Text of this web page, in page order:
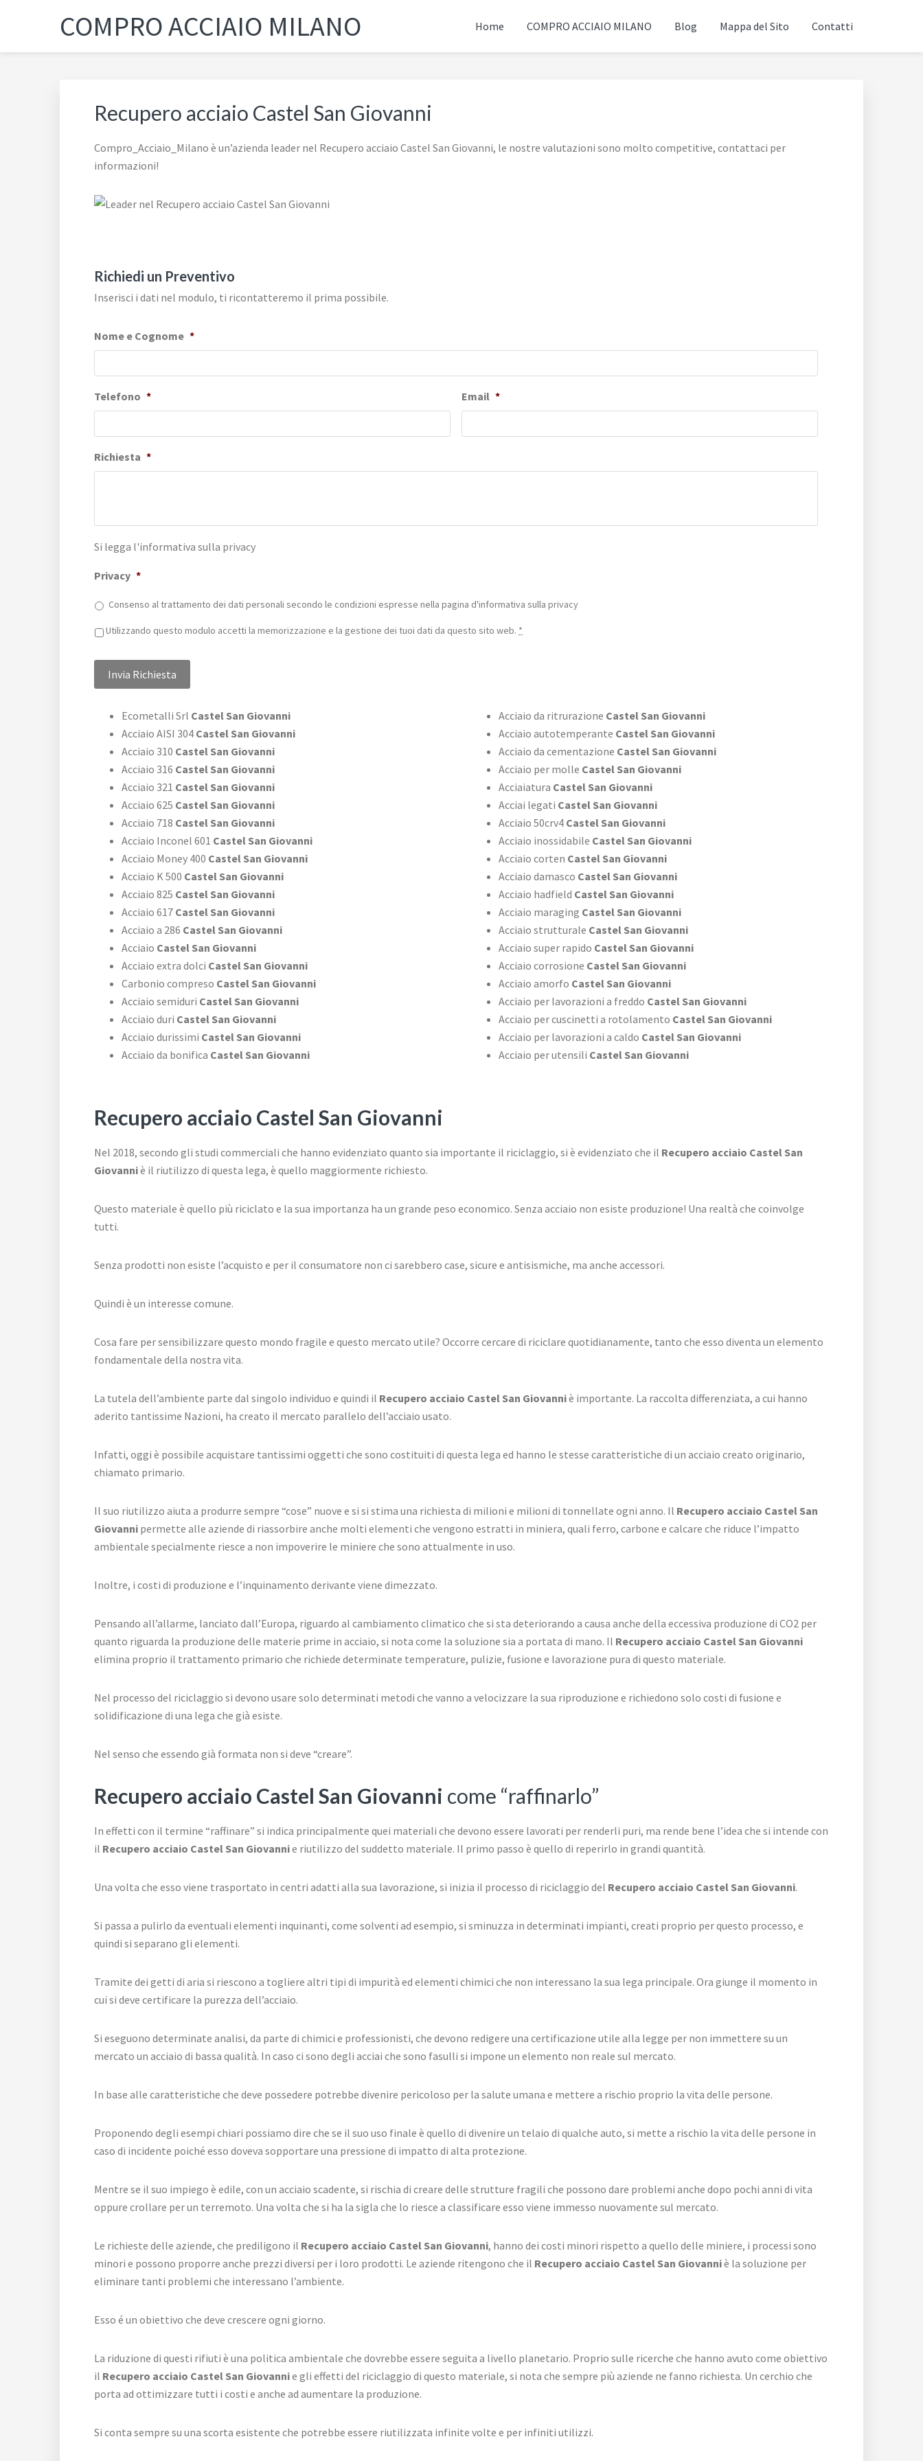
COMPRO ACCIAIO MILANO Home COMPRO ACCIAIO MILANO Blog Mappa del Sito Contatti
Recupero acciaio Castel San Giovanni
Compro_Acciaio_Milano è un’azienda leader nel Recupero acciaio Castel San Giovanni, le nostre valutazioni sono molto competitive, contattaci per
informazioni!
Richiedi un Preventivo
Inserisci i dati nel modulo, ti ricontatteremo il prima possibile.
Nome e Cognome *
Telefono * Email *
Richiesta *
Si legga l'informativa sulla privacy
Privacy *
Consenso al trattamento dei dati personali secondo le condizioni espresse nella pagina d'informativa sulla privacy
Privacy *
Utilizzando questo modulo accetti la memorizzazione e la gestione dei tuoi dati da questo sito web. *
Ecometalli Srl Castel San Giovanni
Acciaio AISI 304 Castel San Giovanni
Acciaio 310 Castel San Giovanni
Acciaio 316 Castel San Giovanni
Acciaio 321 Castel San Giovanni
Acciaio 625 Castel San Giovanni
Acciaio 718 Castel San Giovanni
Acciaio Inconel 601 Castel San Giovanni
Acciaio Money 400 Castel San Giovanni
Acciaio K 500 Castel San Giovanni
Acciaio 825 Castel San Giovanni
Acciaio 617 Castel San Giovanni
Acciaio a 286 Castel San Giovanni
Acciaio Castel San Giovanni
Acciaio extra dolci Castel San Giovanni
Carbonio compreso Castel San Giovanni
Acciaio semiduri Castel San Giovanni
Acciaio duri Castel San Giovanni
Acciaio durissimi Castel San Giovanni
Acciaio da bonifica Castel San Giovanni
Acciaio da ritrurazione Castel San Giovanni
Acciaio autotemperante Castel San Giovanni
Acciaio da cementazione Castel San Giovanni
Acciaio per molle Castel San Giovanni
Acciaiatura Castel San Giovanni
Acciai legati Castel San Giovanni
Acciaio 50crv4 Castel San Giovanni
Acciaio inossidabile Castel San Giovanni
Acciaio corten Castel San Giovanni
Acciaio damasco Castel San Giovanni
Acciaio hadfield Castel San Giovanni
Acciaio maraging Castel San Giovanni
Acciaio strutturale Castel San Giovanni
Acciaio super rapido Castel San Giovanni
Acciaio corrosione Castel San Giovanni
Acciaio amorfo Castel San Giovanni
Acciaio per lavorazioni a freddo Castel San Giovanni
Acciaio per cuscinetti a rotolamento Castel San Giovanni
Acciaio per lavorazioni a caldo Castel San Giovanni
Acciaio per utensili Castel San Giovanni
Recupero acciaio Castel San Giovanni
Nel 2018, secondo gli studi commerciali che hanno evidenziato quanto sia importante il riciclaggio, si è evidenziato che il Recupero acciaio Castel San
Giovanniè il riutilizzo di questa lega, è quello maggiormente richiesto.
Questo materiale è quello più riciclato e la sua importanza ha un grande peso economico. Senza acciaio non esiste produzione! Una realtà che coinvolge
tutti.
Senza prodotti non esiste l’acquisto e per il consumatore non ci sarebbero case, sicure e antisismiche, ma anche accessori.
Quindi è un interesse comune.
Cosa fare per sensibilizzare questo mondo fragile e questo mercato utile? Occorre cercare di riciclare quotidianamente, tanto che esso diventa un elemento
fondamentale della nostra vita.
La tutela dell’ambiente parte dal singolo individuo e quindi il Recupero acciaio Castel San Giovanniè importante. La raccolta differenziata, a cui hanno
aderito tantissime Nazioni, ha creato il mercato parallelo dell’acciaio usato.
Infatti, oggi è possibile acquistare tantissimi oggetti che sono costituiti di questa lega ed hanno le stesse caratteristiche di un acciaio creato originario,
chiamato primario.
Il suo riutilizzo aiuta a produrre sempre “cose” nuove e si si stima una richiesta di milioni e milioni di tonnellate ogni anno. Il Recupero acciaio Castel San
Giovanni permette alle aziende di riassorbire anche molti elementi che vengono estratti in miniera, quali ferro, carbone e calcare che riduce l’impatto
ambientale specialmente riesce a non impoverire le miniere che sono attualmente in uso.
Inoltre, i costi di produzione e l’inquinamento derivante viene dimezzato.
Pensando all’allarme, lanciato dall’Europa, riguardo al cambiamento climatico che si sta deteriorando a causa anche della eccessiva produzione di CO2 per
quanto riguarda la produzione delle materie prime in acciaio, si nota come la soluzione sia a portata di mano. Il Recupero acciaio Castel San Giovanni
elimina proprio il trattamento primario che richiede determinate temperature, pulizie, fusione e lavorazione pura di questo materiale.
Nel processo del riciclaggio si devono usare solo determinati metodi che vanno a velocizzare la sua riproduzione e richiedono solo costi di fusione e
solidificazione di una lega che già esiste.
Nel senso che essendo già formata non si deve “creare”.
Recupero acciaio Castel San Giovanni come “raffinarlo”
In effetti con il termine “raffinare” si indica principalmente quei materiali che devono essere lavorati per renderli puri, ma rende bene l’idea che si intende con
il Recupero acciaio Castel San Giovannie riutilizzo del suddetto materiale. Il primo passo è quello di reperirlo in grandi quantità.
Una volta che esso viene trasportato in centri adatti alla sua lavorazione, si inizia il processo di riciclaggio del Recupero acciaio Castel San Giovanni.
Si passa a pulirlo da eventuali elementi inquinanti, come solventi ad esempio, si sminuzza in determinati impianti, creati proprio per questo processo, e
quindi si separano gli elementi.
Tramite dei getti di aria si riescono a togliere altri tipi di impurità ed elementi chimici che non interessano la sua lega principale. Ora giunge il momento in
cui si deve certificare la purezza dell’acciaio.
Si eseguono determinate analisi, da parte di chimici e professionisti, che devono redigere una certificazione utile alla legge per non immettere su un
mercato un acciaio di bassa qualità. In caso ci sono degli acciai che sono fasulli si impone un elemento non reale sul mercato.
In base alle caratteristiche che deve possedere potrebbe divenire pericoloso per la salute umana e mettere a rischio proprio la vita delle persone.
Proponendo degli esempi chiari possiamo dire che se il suo uso finale è quello di divenire un telaio di qualche auto, si mette a rischio la vita delle persone in
caso di incidente poiché esso doveva sopportare una pressione di impatto di alta protezione.
Mentre se il suo impiego è edile, con un acciaio scadente, si rischia di creare delle strutture fragili che possono dare problemi anche dopo pochi anni di vita
oppure crollare per un terremoto. Una volta che si ha la sigla che lo riesce a classificare esso viene immesso nuovamente sul mercato.
Le richieste delle aziende, che prediligono il Recupero acciaio Castel San Giovanni, hanno dei costi minori rispetto a quello delle miniere, i processi sono
minori e possono proporre anche prezzi diversi per i loro prodotti. Le aziende ritengono che il Recupero acciaio Castel San Giovanniè la soluzione per
eliminare tanti problemi che interessano l’ambiente.
Esso é un obiettivo che deve crescere ogni giorno.
La riduzione di questi rifiuti è una politica ambientale che dovrebbe essere seguita a livello planetario. Proprio sulle ricerche che hanno avuto come obiettivo
il Recupero acciaio Castel San Giovannie gli effetti del riciclaggio di questo materiale, si nota che sempre più aziende ne fanno richiesta. Un cerchio che
porta ad ottimizzare tutti i costi e anche ad aumentare la produzione.
Si conta sempre su una scorta esistente che potrebbe essere riutilizzata infinite volte e per infiniti utilizzi.